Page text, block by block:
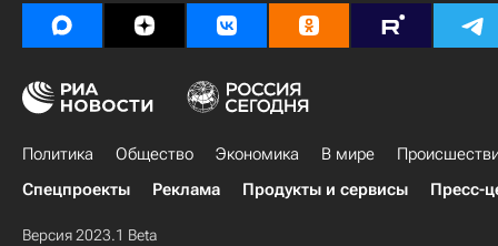
Политика Общество Экономика В мире
Спецпроекты
Реклама Продукты и сервисы Пресс-
Версия 2023.1 Beta